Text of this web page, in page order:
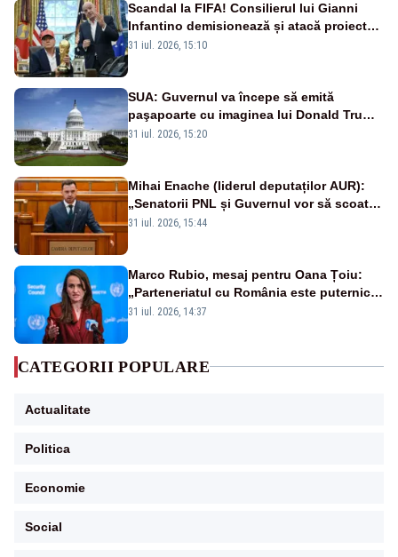
Scandal la FIFA! Consilierul lui Gianni
Infantino demisionează și atacă proiectul
privind investitorii străini
31 iul. 2026, 15:10
SUA: Guvernul va începe să emită
paşapoarte cu imaginea lui Donald Trump
începând cu 8 august
31 iul. 2026, 15:20
Mihai Enache (liderul deputaților AUR):
„Senatorii PNL și Guvernul vor să scoată
la vânzare bunuri publice pentru a stinge
31 iul. 2026, 15:44
Marco Rubio, mesaj pentru Oana Țoiu:
„Parteneriatul cu România este puternic
și prețuit”
31 iul. 2026, 14:37
CATEGORII POPULARE
Actualitate
Politica
Economie
Social